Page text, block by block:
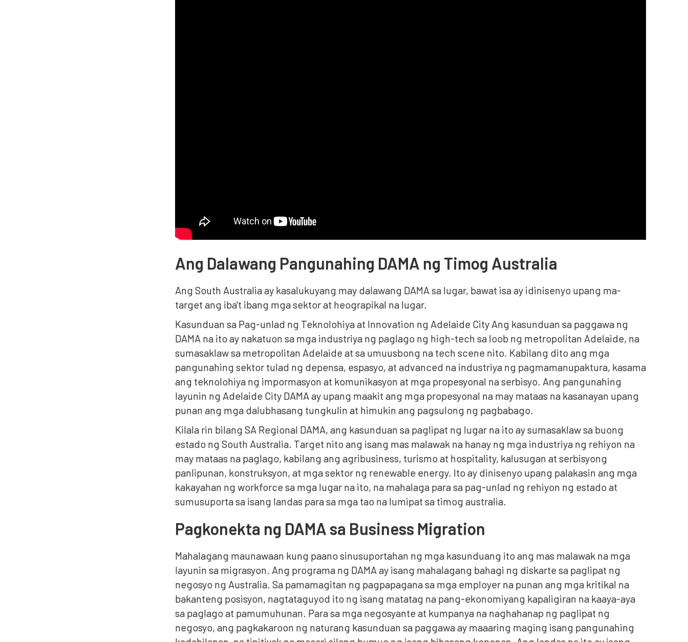
Ang Dalawang Pangunahing DAMA ng Timog Australia
Ang South Australia ay kasalukuyang may dalawang DAMA sa lugar, bawat isa ay idinisenyo upang ma-
target ang iba't ibang mga sektor at heograpikal na lugar.
Kasunduan sa Pag-unlad ng Teknolohiya at Innovation ng Adelaide City Ang kasunduan sa paggawa ng
DAMA na ito ay nakatuon sa mga industriya ng paglago ng high-tech sa loob ng metropolitan Adelaide, na
sumasaklaw sa metropolitan Adelaide at sa umuusbong na tech scene nito. Kabilang dito ang mga
pangunahing sektor tulad ng depensa, espasyo, at advanced na industriya ng pagmamanupaktura, kasama
ang teknolohiya ng impormasyon at komunikasyon at mga propesyonal na serbisyo. Ang pangunahing
layunin ng Adelaide City DAMA ay upang maakit ang mga propesyonal na may mataas na kasanayan upang
punan ang mga dalubhasang tungkulin at himukin ang pagsulong ng pagbabago.
Kilala rin bilang SA Regional DAMA, ang kasunduan sa paglipat ng lugar na ito ay sumasaklaw sa buong
estado ng South Australia. Target nito ang isang mas malawak na hanay ng mga industriya ng rehiyon na
may mataas na paglago, kabilang ang agribusiness, turismo at hospitality, kalusugan at serbisyong
panlipunan, konstruksyon, at mga sektor ng renewable energy. Ito ay dinisenyo upang palakasin ang mga
kakayahan ng workforce sa mga lugar na ito, na mahalaga para sa pag-unlad ng rehiyon ng estado at
sumusuporta sa isang landas para sa mga tao na lumipat sa timog australia.
Pagkonekta ng DAMA sa Business Migration
Mahalagang maunawaan kung paano sinusuportahan ng mga kasunduang ito ang mas malawak na mga
layunin sa migrasyon. Ang programa ng DAMA ay isang mahalagang bahagi ng diskarte sa paglipat ng
negosyo ng Australia. Sa pamamagitan ng pagpapagana sa mga employer na punan ang mga kritikal na
bakanteng posisyon, nagtataguyod ito ng isang matatag na pang-ekonomiyang kapaligiran na kaaya-aya
sa paglago at pamumuhunan. Para sa mga negosyante at kumpanya na naghahanap ng paglipat ng
negosyo, ang pagkakaroon ng naturang kasunduan sa paggawa ay maaaring maging isang pangunahing